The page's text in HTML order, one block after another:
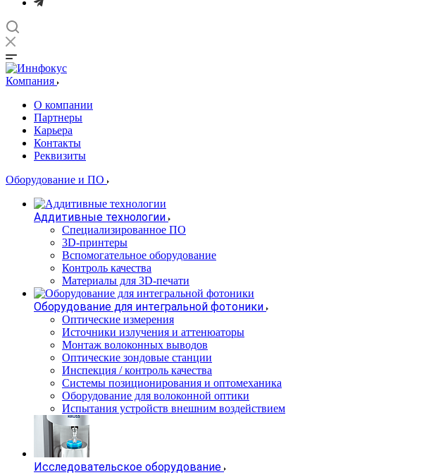
Компания
О компании
Партнеры
Карьера
Контакты
Реквизиты
Оборудование и ПО
Аддитивные технологии
Специализированное ПО
3D-принтеры
Вспомогательное оборудование
Контроль качества
Материалы для 3D-печати
Оборудование для интегральной фотоники
Оптические измерения
Источники излучения и аттенюаторы
Монтаж волоконных выводов
Оптические зондовые станции
Инспекция / контроль качества
Системы позиционирования и оптомеханика
Оборудование для волоконной оптики
Испытания устройств внешним воздействием
Исследовательское оборудование